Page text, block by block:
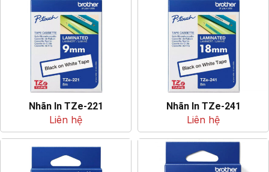
Nhãn In TZe-221
Liên hệ
Nhãn In TZe-241
Liên hệ